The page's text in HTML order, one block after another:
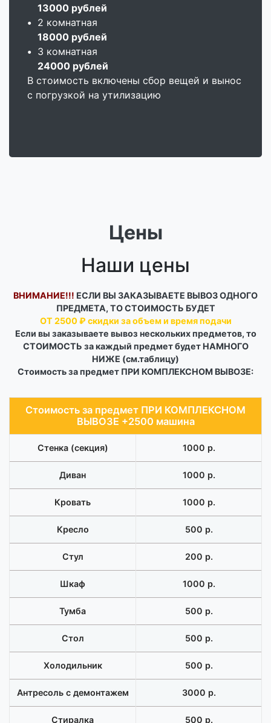
13000 рублей
• 2 комнатная
18000 рублей
• 3 комнатная
24000 рублей
В стоимость включены сбор вещей и вынос
с погрузкой на утилизацию
Цены
Наши цены
ВНИМАНИЕ!!! ЕСЛИ ВЫ ЗАКАЗЫВАЕТЕ ВЫВОЗ ОДНОГО
ПРЕДМЕТА, ТО СТОИМОСТЬ БУДЕТ
ОТ 2500 ₽ скидки за объем и время подачи
Если вы заказываете вывоз нескольких предметов, то
СТОИМОСТЬ за каждый предмет будет НАМНОГО
НИЖЕ (см.таблицу)
Стоимость за предмет ПРИ КОМПЛЕКСНОМ ВЫВОЗЕ:
Стоимость за предмет ПРИ КОМПЛЕКСНОМ
ВЫВОЗЕ +2500 машина
Cтенка (секция) 1000 р.
Диван 1000 р.
Кровать 1000 р.
Кресло 500 р.
Стул 200 р.
Шкаф 1000 р.
Тумба 500 р.
Стол 500 р.
Холодильник 500 р.
Антресоль с демонтажем 3000 р.
Стиралка 500 р.